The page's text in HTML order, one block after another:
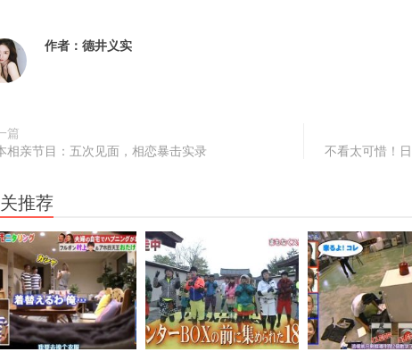
作者： 德井义实
篇
相亲节目：五次见面，相恋暴击实录
不看太可惜！
推荐